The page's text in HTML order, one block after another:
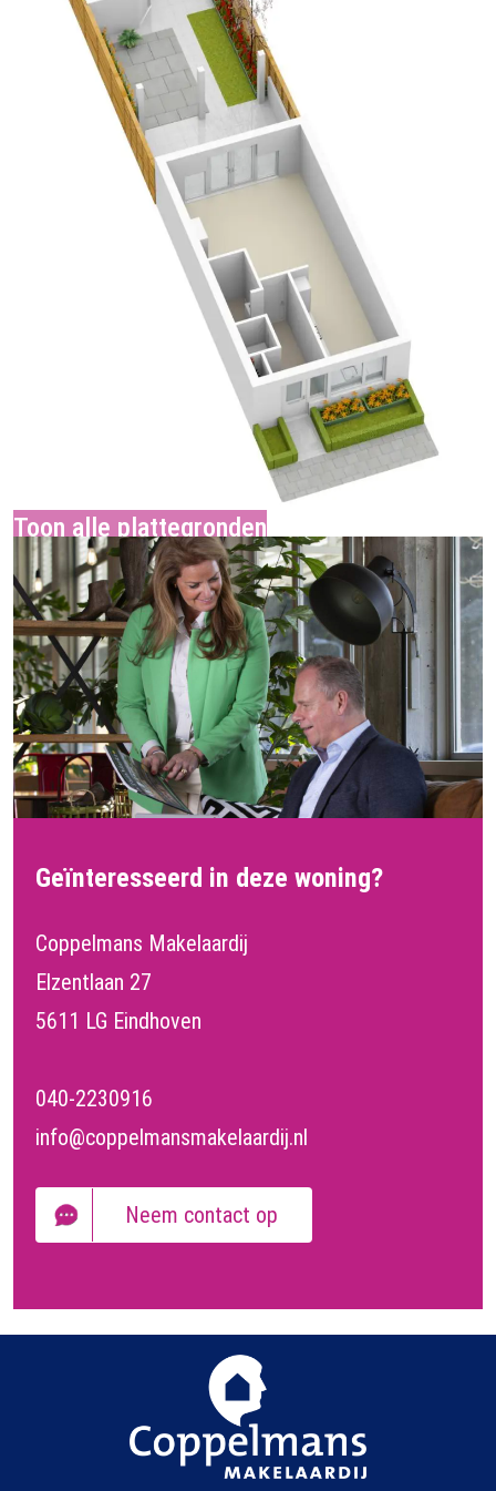
Geïnteresseerd in deze woning?
Coppelmans Makelaardij
Elzentlaan 27
5611 LG Eindhoven
040-2230916
info@coppelmansmakelaardij.nl
Neem contact op